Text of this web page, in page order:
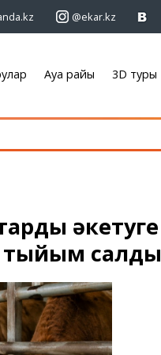
@ekar.kz
Ауа райы 3D туры
әкетуге
салды